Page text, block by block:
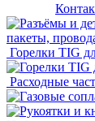
пакеты,
Горелки TIG
Расходные